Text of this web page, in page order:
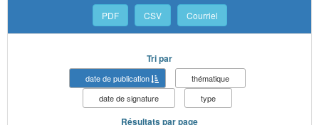
PDF CSV Courriel
Tri par
date de publication
thématique
date de signature
type
Résultats par page